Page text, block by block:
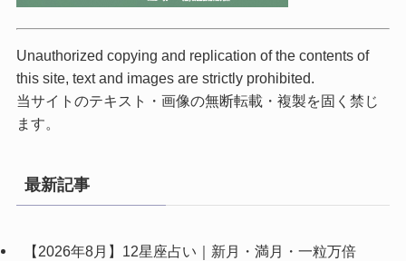
Unauthorized copying and replication of the contents of
this site, text and images are strictly prohibited.
当サイトのテキスト・画像の無断転載・複製を固く禁じ
ます。
最新記事
【2026年8月】12星座占い｜新月・満月・一粒万倍